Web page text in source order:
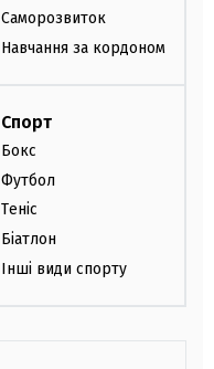
Саморозвиток
Навчання за кордоном
Спорт
Бокс
Футбол
Теніс
Біатлон
Інші види спорту